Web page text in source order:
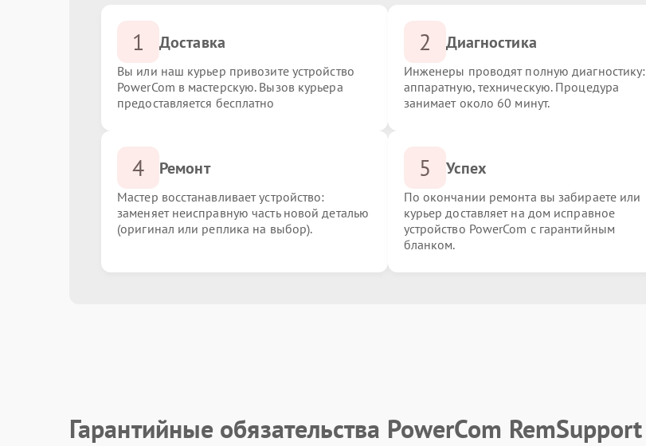
1 Доставка
Вы или наш курьер привозите устройство
PowerCom в мастерскую. Вызов курьера
предоставляется бесплатно
2 Диагностика
Инженеры проводят полную диагностику:
аппаратную, техническую. Процедура
занимает около 60 минут.
4 Ремонт
Мастер восстанавливает устройство:
заменяет неисправную часть новой деталью
(оригинал или реплика на выбор).
5 Успех
По окончании ремонта вы забираете или
курьер доставляет на дом исправное
устройство PowerCom с гарантийным
бланком.
Гарантийные обязательства PowerCom RemSupport